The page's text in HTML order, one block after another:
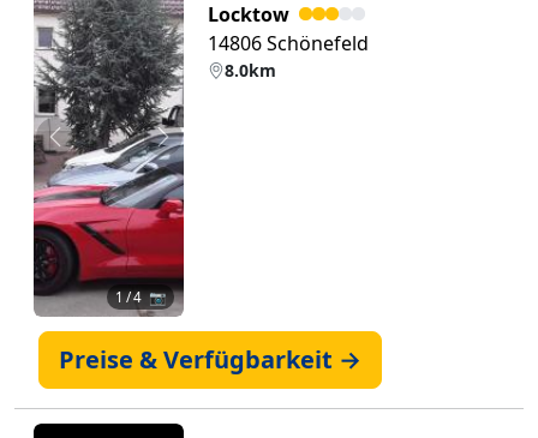
Zurück Weiter
1/ 4 📷
Locktow
14806 Schönefeld
8.0km
Preise & Verfügbarkeit →